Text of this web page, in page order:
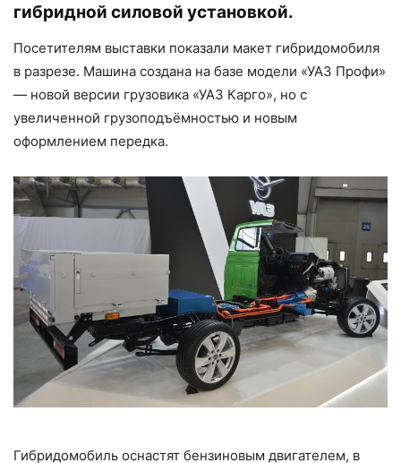
гибридной силовой установкой.
Посетителям выставки показали макет гибридомобиля
в разрезе. Машина создана на базе модели «УАЗ Профи»
— новой версии грузовика «УАЗ Карго», но с
увеличенной грузоподъёмностью и новым
оформлением передка.
Гибридомобиль оснастят бензиновым двигателем, в